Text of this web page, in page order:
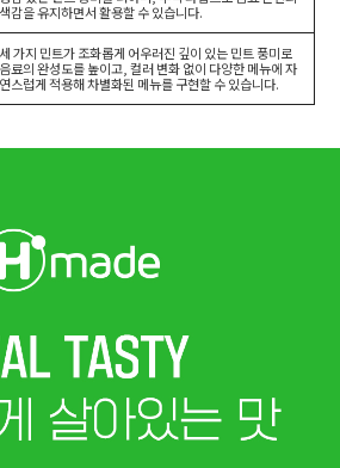
색감을 유지하면서 활용할 수 있습니다.
세 가지 민트가 조화롭게 어우러진 깊이 있는 민트 풍미로
음료의 완성도를 높이고, 컬러 변화 없이 다양한 메뉴에 자
연스럽게 적용해 차별화된 메뉴를 구현할 수 있습니다.